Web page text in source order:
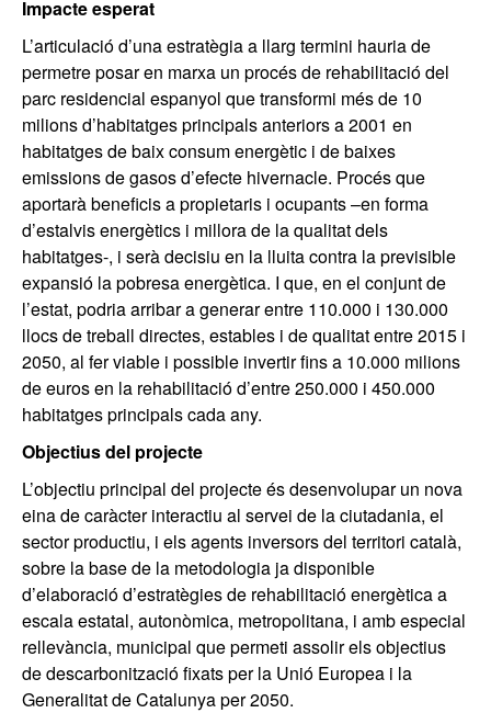
Impacte esperat
L’articulació d’una estratègia a llarg termini hauria de
permetre posar en marxa un procés de rehabilitació del
parc residencial espanyol que transformi més de 10
milions d’habitatges principals anteriors a 2001 en
habitatges de baix consum energètic i de baixes
emissions de gasos d’efecte hivernacle. Procés que
aportarà beneficis a propietaris i ocupants –en forma
d’estalvis energètics i millora de la qualitat dels
habitatges-, i serà decisiu en la lluita contra la previsible
expansió la pobresa energètica. I que, en el conjunt de
l’estat, podria arribar a generar entre 110.000 i 130.000
llocs de treball directes, estables i de qualitat entre 2015 i
2050, al fer viable i possible invertir fins a 10.000 milions
de euros en la rehabilitació d’entre 250.000 i 450.000
habitatges principals cada any.
Objectius del projecte
L’objectiu principal del projecte és desenvolupar un nova
eina de caràcter interactiu al servei de la ciutadania, el
sector productiu, i els agents inversors del territori català,
sobre la base de la metodologia ja disponible
d’elaboració d’estratègies de rehabilitació energètica a
escala estatal, autonòmica, metropolitana, i amb especial
rellevància, municipal que permeti assolir els objectius
de descarbonització fixats per la Unió Europea i la
Generalitat de Catalunya per 2050.